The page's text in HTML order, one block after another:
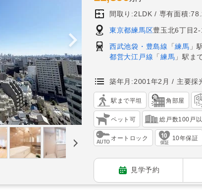
間取り:2LDK 専有面積
東京都練馬区豊玉北6丁目2-
西武池袋・豊島線 「練馬 」
都営大江戸線 「 練馬 」駅ま
築年月:2001年2月 主要採
駅まで平坦 角部屋
ペット可 総戸数100戸
オートロック 10年保証
見学予約